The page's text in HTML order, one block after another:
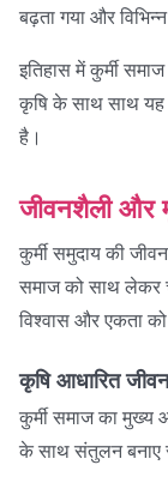
बढ़ता गया और
इतिहास में कुर्मी
कृषि के साथ साथ यह
है।
जीवनशैली और
कुर्मी समुदाय की
समाज को साथ लेकर
विश्वास और एकता को
कृषि आधारित जीवन
कुर्मी समाज का मुख्य
के साथ संतुलन बनाए